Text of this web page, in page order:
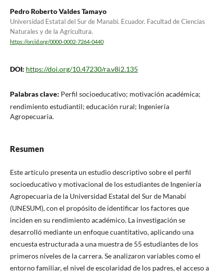
Pedro Roberto Valdes Tamayo
Universidad Estatal del Sur de Manabí. Ecuador. Facultad de Ciencias
Naturales y de la Agricultura.
https://orcid.org/0000-0002-7264-0440
DOI: https://doi.org/10.47230/ra.v8i2.135
Palabras clave: Perfil socioeducativo; motivación académica;
rendimiento estudiantil; educación rural; Ingeniería
Agropecuaria.
Resumen
Este artículo presenta un estudio descriptivo sobre el perfil
socioeducativo y motivacional de los estudiantes de Ingeniería
Agropecuaria de la Universidad Estatal del Sur de Manabí
(UNESUM), con el propósito de identificar los factores que
inciden en su rendimiento académico. La investigación se
desarrolló mediante un enfoque cuantitativo, aplicando una
encuesta estructurada a una muestra de 55 estudiantes de los
primeros niveles de la carrera. Se analizaron variables como el
entorno familiar, el nivel de escolaridad de los padres, el acceso a